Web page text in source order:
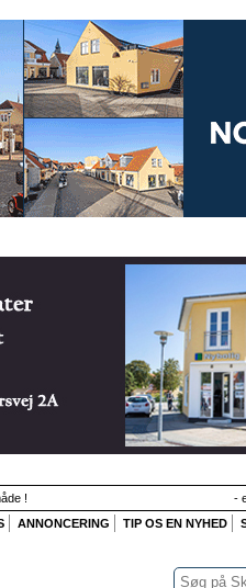
! -
ANNONCERING TIP OS EN NYHED